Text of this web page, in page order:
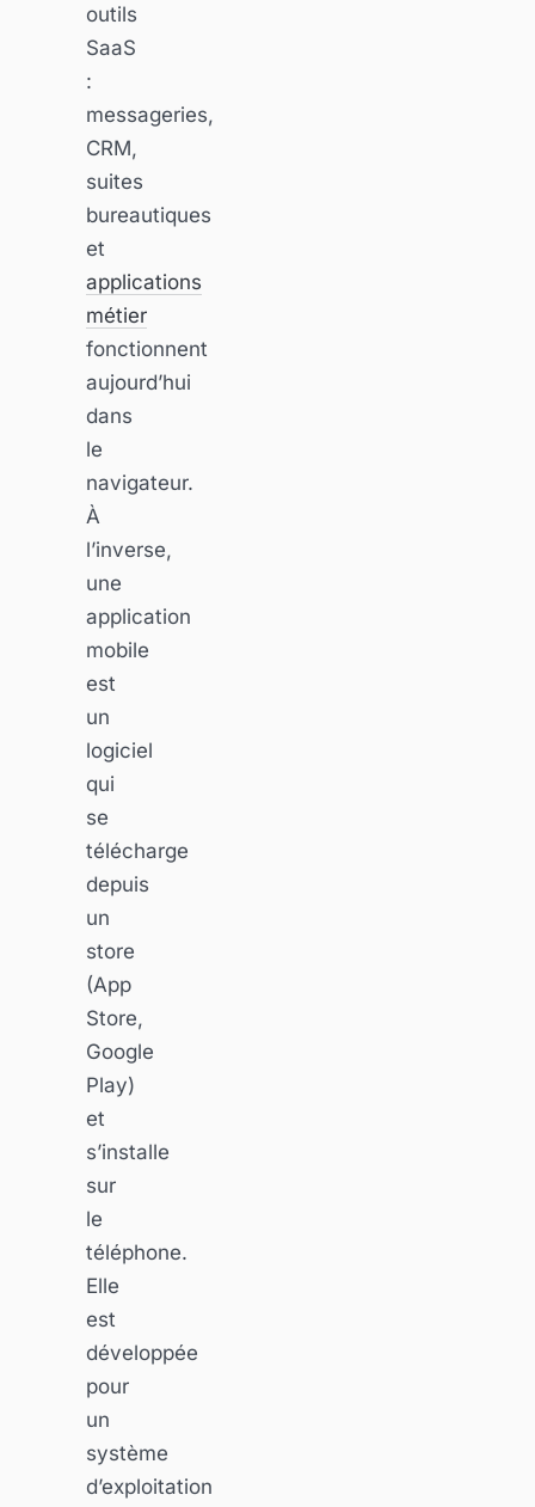
outils
SaaS
:
messageries,
CRM,
suites
bureautiques
et
applications
métier
fonctionnent
aujourd’hui
dans
le
navigateur.
À
l’inverse,
une
application
mobile
est
un
logiciel
qui
se
télécharge
depuis
un
store
(App
Store,
Google
Play)
et
s’installe
sur
le
téléphone.
Elle
est
développée
pour
un
système
d’exploitation